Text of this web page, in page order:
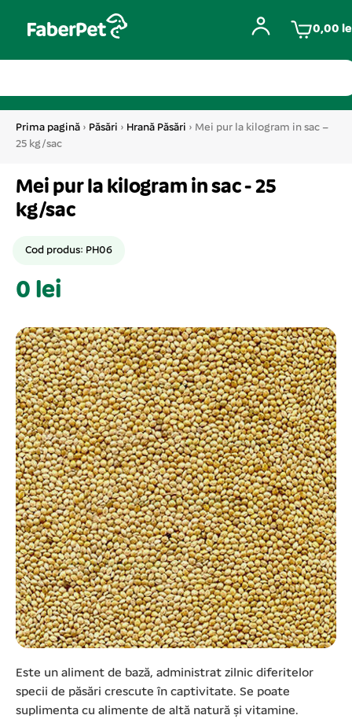
0,00
Prima pagină › Păsări › Hrană Păsări › Mei pur la kilogram in sac –
25 kg/sac
Mei pur la kilogram in sac - 25
kg/sac
Cod produs: PH06
0 lei
Este un aliment de bază, administrat zilnic diferitelor
specii de păsări crescute în captivitate. Se poate
suplimenta cu alimente de altă natură și vitamine.